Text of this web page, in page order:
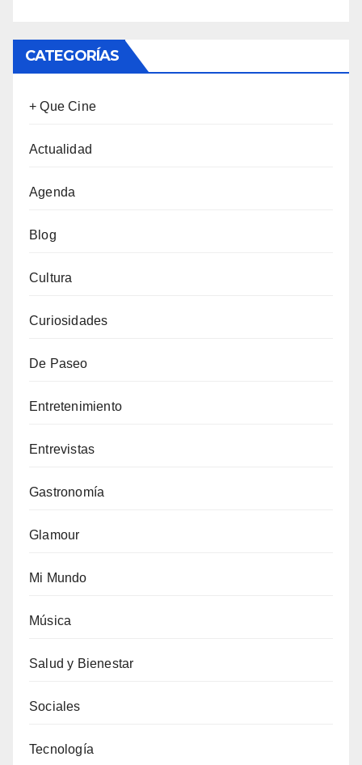
CATEGORÍAS
+ Que Cine
Actualidad
Agenda
Blog
Cultura
Curiosidades
De Paseo
Entretenimiento
Entrevistas
Gastronomía
Glamour
Mi Mundo
Música
Salud y Bienestar
Sociales
Tecnología